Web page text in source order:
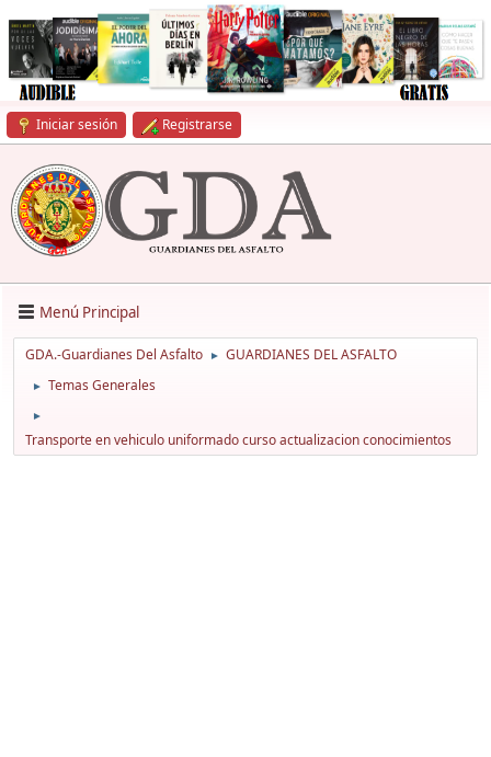
Iniciar sesión Registrarse
Menú Principal
GDA.-Guardianes Del Asfalto ► GUARDIANES DEL ASFALTO
► Temas Generales
►
Transporte en vehiculo uniformado curso actualizacion conocimientos